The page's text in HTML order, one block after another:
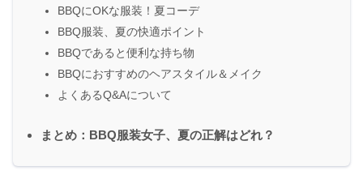
BBQにOKな服装！夏コーデ
BBQ服装、夏の快適ポイント
BBQであると便利な持ち物
BBQにおすすめのヘアスタイル＆メイク
よくあるQ&Aについて
まとめ：BBQ服装女子、夏の正解はどれ？